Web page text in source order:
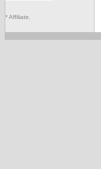
* Affiliate.